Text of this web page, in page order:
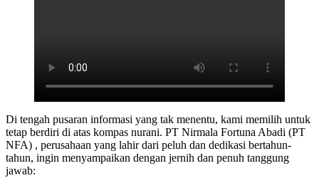
Di tengah pusaran informasi yang tak menentu, kami memilih untuk
tetap berdiri di atas kompas nurani. PT Nirmala Fortuna Abadi (PT
NFA) , perusahaan yang lahir dari peluh dan dedikasi bertahun-
tahun, ingin menyampaikan dengan jernih dan penuh tanggung
jawab: